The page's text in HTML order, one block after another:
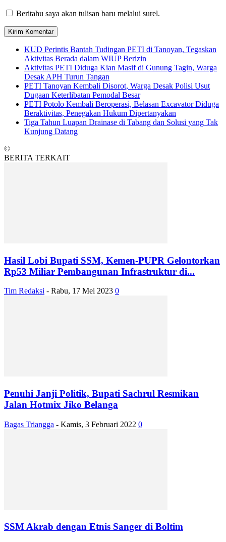
Beritahu saya akan tulisan baru melalui surel.
KUD Perintis Bantah Tudingan PETI di Tanoyan, Tegaskan
Aktivitas Berada dalam WIUP Berizin
Aktivitas PETI Diduga Kian Masif di Gunung Tagin, Warga
Desak APH Turun Tangan
PETI Tanoyan Kembali Disorot, Warga Desak Polisi Usut
Dugaan Keterlibatan Pemodal Besar
PETI Potolo Kembali Beroperasi, Belasan Excavator Diduga
Beraktivitas, Penegakan Hukum Dipertanyakan
Tiga Tahun Luapan Drainase di Tabang dan Solusi yang Tak
Kunjung Datang
©
BERITA TERKAIT
Hasil Lobi Bupati SSM, Kemen-PUPR Gelontorkan
Rp53 Miliar Pembangunan Infrastruktur di...
Tim Redaksi - Rabu, 17 Mei 2023 0
Penuhi Janji Politik, Bupati Sachrul Resmikan
Jalan Hotmix Jiko Belanga
Bagas Triangga - Kamis, 3 Februari 2022 0
SSM Akrab dengan Etnis Sanger di Boltim